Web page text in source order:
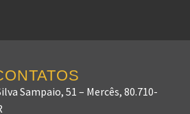
Sampaio, 51 – Mercês, 80.710-